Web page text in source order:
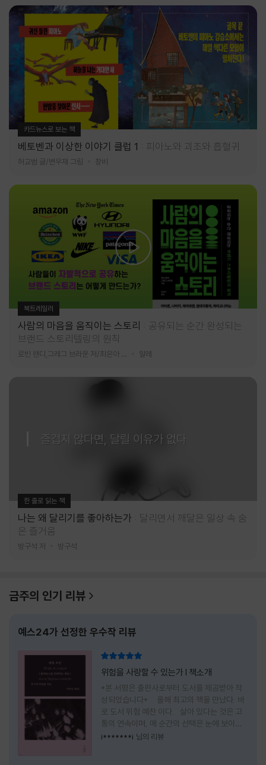
카드뉴스로 보는 책
베토벤과 이상한 이야기 클럽 1 피아노와 괴조와 흡혈귀
허교범 글/변우재 그림 창비
북트레일러
사람의 마음을 움직이는 스토리
공유되는 순간 완성되는
브랜드 스토리텔링의 원칙
알레
즐겁지 않다면, 달릴 이유가 없다
한 줄로 읽는 책
나는 왜 달리기를 좋아하는가
달리면서 깨달은 일상 속 숨
은 즐거움
방구석 저 방구석
금주의 인기 리뷰
예스24가 선정한 우수작 리뷰
위험을 사랑할 수 있는가 l 책소개
*본 서평은 출판사로부터 도서를 제공받아 작
성되었습니다* 올해 최고의 책을 만났다. 바
로 도서 위험 예찬 이다. 살아 있다는 것은 고
통의 연속이며, 매 순간의 선택은 눈에 보이지
않는 위험을 감수해야 한다는 것을 의미한다.
i*******i 님의 리뷰